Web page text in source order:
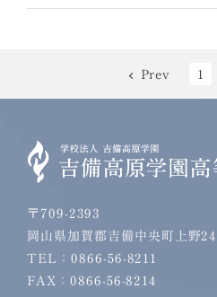
Prev 1
〒709-2393
岡山県加賀郡吉備中央町上野
TEL：0866-56-8211
FAX：0866-56-8214